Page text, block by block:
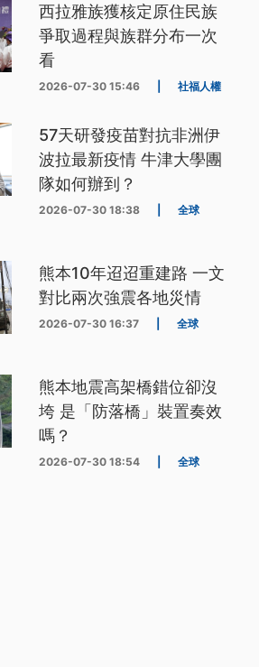
西拉雅族獲核定原住民族
爭取過程與族群分布一次
看
2026-07-30 15:46 社福人權
57天研發疫苗對抗非洲伊
波拉最新疫情 牛津大學團
隊如何辦到？
2026-07-30 18:38 全球
熊本10年迢迢重建路 一文
對比兩次強震各地災情
2026-07-30 16:37 全球
熊本地震高架橋錯位卻沒
垮 是「防落橋」裝置奏效
嗎？
2026-07-30 18:54 全球